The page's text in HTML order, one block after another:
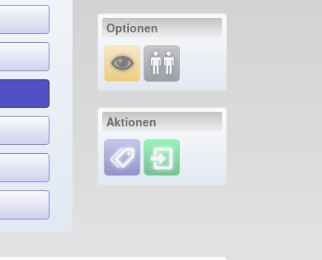
Optionen
Aktionen